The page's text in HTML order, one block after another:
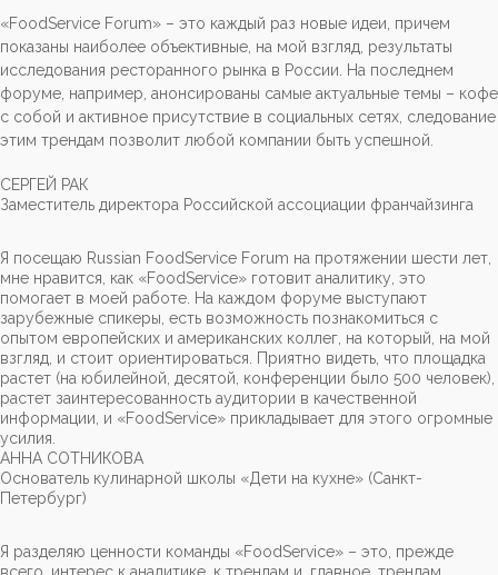
«FoodService Forum» – это каждый раз новые идеи, причем
показаны наиболее объективные, на мой взгляд, результаты
исследования ресторанного рынка в России. На последнем
форуме, например, анонсированы самые актуальные темы – кофе
с собой и активное присутствие в социальных сетях, следование
этим трендам позволит любой компании быть успешной.
СЕРГЕЙ РАК
Заместитель директора Российской ассоциации франчайзинга
Я посещаю Russian FoodService Forum на протяжении шести лет,
мне нравится, как «FoodService» готовит аналитику, это
помогает в моей работе. На каждом форуме выступают
зарубежные спикеры, есть возможность познакомиться с
опытом европейских и американских коллег, на который, на мой
взгляд, и стоит ориентироваться. Приятно видеть, что площадка
растет (на юбилейной, десятой, конференции было 500 человек),
растет заинтересованность аудитории в качественной
информации, и «FoodService» прикладывает для этого огромные
усилия.
АННА СОТНИКОВА
Основатель кулинарной школы «Дети на кухне» (Санкт-
Петербург)
Я разделяю ценности команды «FoodService» – это, прежде